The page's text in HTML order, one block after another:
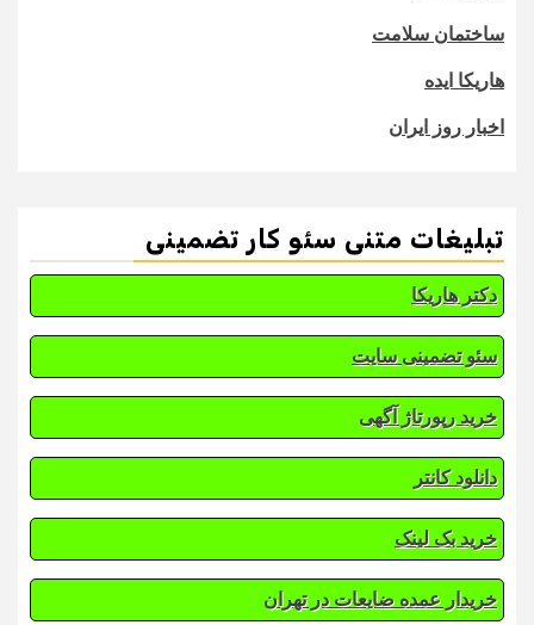
ساختمان سلامت
هاریکا ایده
اخبار روز ایران
تبلیغات متنی سئو کار تضمینی
دکتر هاریکا
سئو تضمینی سایت
خرید رپورتاژ آگهی
دانلود کانتر
خرید بک لینک
خریدار عمده ضایعات در تهران